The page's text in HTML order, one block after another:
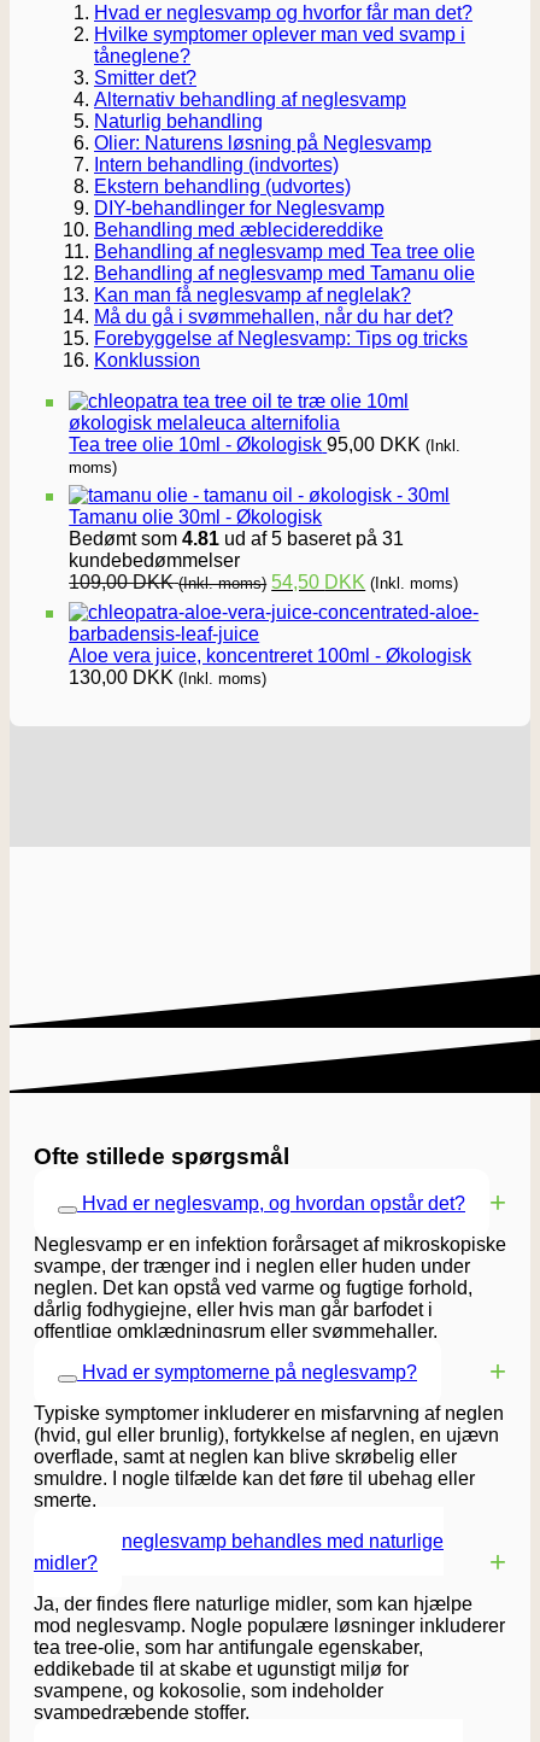
Hvad er neglesvamp og hvorfor får man det?
Hvilke symptomer oplever man ved svamp i
tåneglene?
Smitter det?
Alternativ behandling af neglesvamp
Naturlig behandling
Olier: Naturens løsning på Neglesvamp
Intern behandling (indvortes)
Ekstern behandling (udvortes)
DIY-behandlinger for Neglesvamp
Behandling med æblecidereddike
Behandling af neglesvamp med Tea tree olie
Behandling af neglesvamp med Tamanu olie
Kan man få neglesvamp af neglelak?
Må du gå i svømmehallen, når du har det?
Forebyggelse af Neglesvamp: Tips og tricks
Konklussion
Tea tree olie 10ml - Økologisk 95,00 DKK (Inkl.
moms)
Tamanu olie 30ml - Økologisk
Bedømt som4.81 ud af 5 baseret på31
kundebedømmelser
109,00DKK (Inkl. moms) 54,50 DKK (Inkl. moms)
Aloe vera juice, koncentreret 100ml - Økologisk
130,00 DKK (Inkl. moms)
Ofte stillede spørgsmål
Hvad er neglesvamp, og hvordan opstår det?
Neglesvamp er en infektion forårsaget af mikroskopiske
svampe, der trænger ind i neglen eller huden under
neglen. Det kan opstå ved varme og fugtige forhold,
dårlig fodhygiejne, eller hvis man går barfodet i
offentlige omklædningsrum eller svømmehaller.
Hvad er symptomerne på neglesvamp?
Typiske symptomer inkluderer en misfarvning af neglen
(hvid, gul eller brunlig), fortykkelse af neglen, en ujævn
overflade, samt at neglen kan blive skrøbelig eller
smuldre. I nogle tilfælde kan det føre til ubehag eller
smerte.
Kan neglesvamp behandles med naturlige
midler?
Ja, der findes flere naturlige midler, som kan hjælpe
mod neglesvamp. Nogle populære løsninger inkluderer
tea tree-olie, som har antifungale egenskaber,
eddikebade til at skabe et ugunstigt miljø for
svampene, og kokosolie, som indeholder
svampedræbende stoffer.